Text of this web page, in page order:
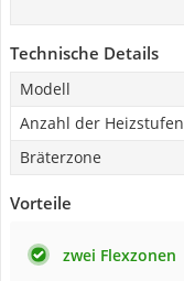
Technische Details
Modell
Anzahl der Heizstufen
Bräterzone
Vorteile
zwei Flexzonen